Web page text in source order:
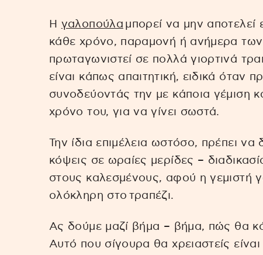
Η γαλοπούλα μπορεί να μην αποτελεί
κάθε χρόνο, παραμονή ή ανήμερα των
πρωταγωνιστεί σε πολλά γιορτινά
είναι κάπως απαιτητική, ειδικά όταν
συνοδεύοντάς την με κάποια γέμιση
χρόνο του, για να γίνει σωστά.
Την ίδια επιμέλεια ωστόσο, πρέπει να
κόψεις σε ωραίες μερίδες –
στους καλεσμένους, αφού η γεμιστή
ολόκληρη στο τραπέζι.
Ας δούμε μαζί βήμα – βήμα, πώς θα
Αυτό που σίγουρα θα χρειαστείς